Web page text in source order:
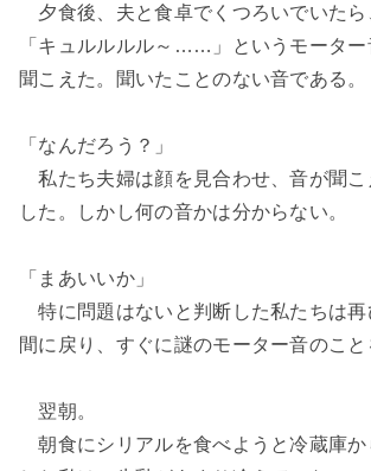
夕食後、夫と食卓でくつろいでいたら
「キュルルルル～……」というモータ
聞こえた。聞いたことのない音である。
「なんだろう？」
私たち夫婦は顔を見合わせ、音が聞こ
した。しかし何の音かは分からない。
「まあいいか」
特に問題はないと判断した私たちは再
間に戻り、すぐに謎のモーター音のこと
翌朝。
朝食にシリアルを食べようと冷蔵庫か